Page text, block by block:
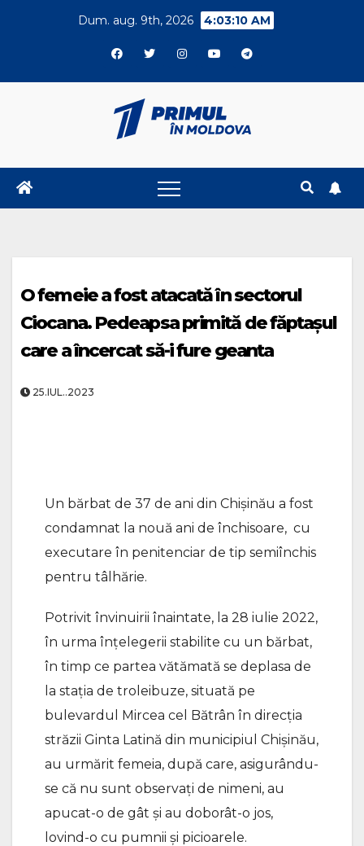
Dum. aug. 9th, 2026 4:03:10 AM
O femeie a fost atacată în sectorul
Ciocana. Pedeapsa primită de făptașul
care a încercat să-i fure geanta
25.IUL..2023
Un bărbat de 37 de ani din Chișinău a fost
condamnat la nouă ani de închisoare, cu
executare în penitenciar de tip semiînchis
pentru tâlhărie.
Potrivit învinuirii înaintate, la 28 iulie 2022,
în urma înțelegerii stabilite cu un bărbat,
în timp ce partea vătămată se deplasa de
la stația de troleibuze, situată pe
bulevardul Mircea cel Bătrân în direcția
străzii Ginta Latină din municipiul Chișinău,
au urmărit femeia, după care, asigurându-
se că nu sunt observați de nimeni, au
apucat-o de gât și au doborât-o jos,
lovind-o cu pumnii și picioarele.